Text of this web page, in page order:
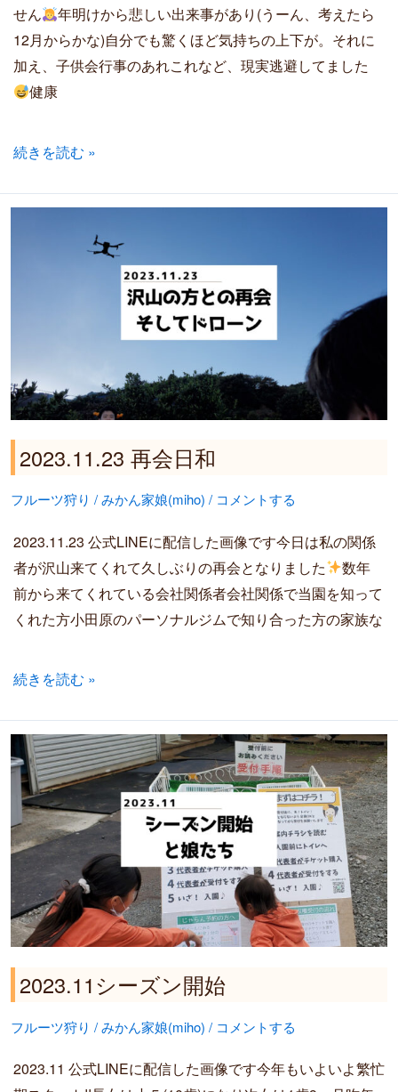
せん
年明けから悲しい出来事があり(うーん、考えたら
12月からかな)自分でも驚くほど気持ちの上下が。それに
加え、子供会行事のあれこれなど、現実逃避してました
健康
続きを読む »
2023.11.23 再会日和
フルーツ狩り /みかん家娘(miho) / コメントする
2023.11.23 公式LINEに配信した画像です今日は私の関係
者が沢山来てくれて久しぶりの再会となりました
数年
前から来てくれている会社関係者会社関係で当園を知って
くれた方小田原のパーソナルジムで知り合った方の家族な
続きを読む »
2023.11シーズン開始
フルーツ狩り /みかん家娘(miho) / コメントする
2023.11 公式LINEに配信した画像です今年もいよいよ繁忙
2023.11
シ
ー
ズ
ン
開
始